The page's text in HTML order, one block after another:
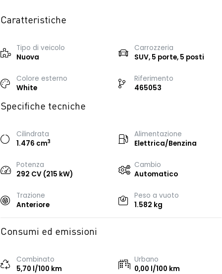
Caratteristiche
Tipo di veicolo
Nuova
Carrozzeria
SUV, 5 porte, 5 posti
Colore esterno
White
Riferimento
465053
Specifiche tecniche
Cilindrata
1.476 cm3
Alimentazione
Elettrica/Benzina
Potenza
292 CV (215 kW)
Cambio
Automatico
Trazione
Anteriore
Peso a vuoto
1.582 kg
Consumi ed emissioni
Combinato
5,70 l/100 km
Urbano
0,00 l/100 km